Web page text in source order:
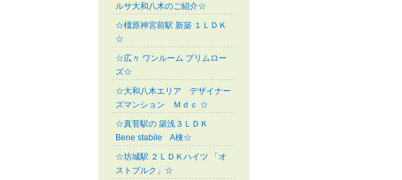
ルサ大和八木のご紹介☆
☆橿原神宮前駅 新築 １ＬＤＫ
☆
☆広々 ワンルーム プリムロー
ズ☆
☆大和八木エリア デザイナー
ズマンション Ｍｄｃ ☆
☆真菅駅の 築浅３ＬＤＫ
Bene stabile A棟☆
☆坊城駅 ２ＬＤＫハイツ 「オ
ストブルク」☆